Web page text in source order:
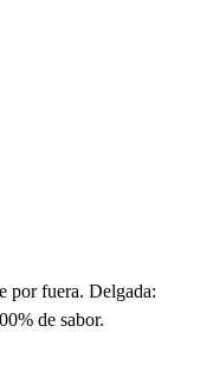
por fuera. Delgada:
de sabor.